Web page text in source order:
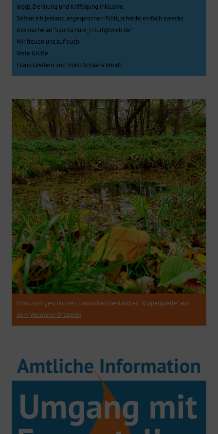
joggt, Dehnung und Kräftigung inklusive.
Sofern ich jemand angesprochen fühlt, schreibt einfach zwecks
Absprache an "Sportschule_Erfurt@web.de"
Wir freuen uns auf euch.
Viele Grüße
Frank Löwlein und Horst Schaarschmidt
Infos zum geschützten Landschaftsbestandteil "Kipperquelle" aus
dem Weimarer Ortsrecht